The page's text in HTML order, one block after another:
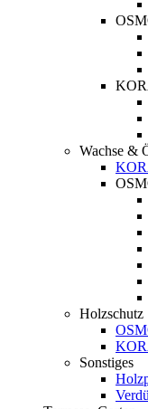
Wachse &
Holzschutz
Sonstiges